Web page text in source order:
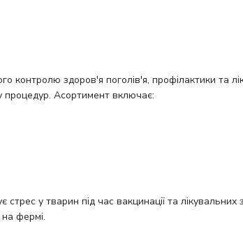
контролю здоров'я поголів'я, профілактики та
процедур. Асортимент включає:
у тварин під час вакцинації та
на фермі.